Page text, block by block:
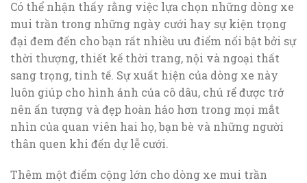
Có thể nhận thấy rằng việc lựa chọn những dòng xe
mui trần trong những ngày cưới hay sự kiện trọng
đại đem đến cho bạn rất nhiều ưu điểm nổi bật bởi sự
thời thượng, thiết kế thời trang, nội và ngoại thất
sang trọng, tinh tế. Sự xuất hiện của dòng xe này
luôn giúp cho hình ảnh của cô dâu, chú rể được trở
nên ấn tượng và đẹp hoàn hảo hơn trong mọi mắt
nhìn của quan viên hai họ, bạn bè và những người
thân quen khi đến dự lễ cưới.
Thêm một điểm cộng lớn cho dòng xe mui trần